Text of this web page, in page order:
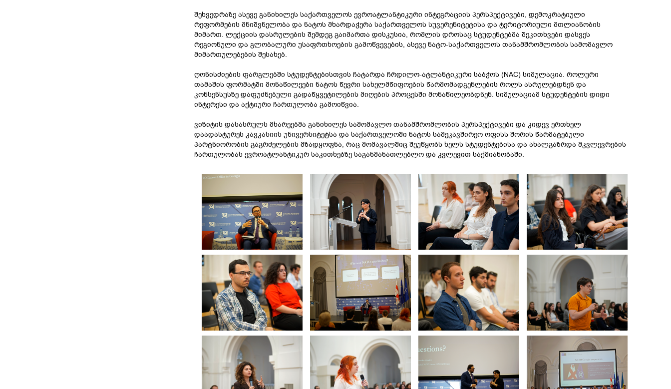
შეხვედრაზე ასევე განიხილეს საქართველოს ევროატლანტიკური ინტეგრაციის პერსპექტივები, დემოკრატიული
რეფორმების მნიშვნელობა და ნატოს მხარდაჭერა საქართველოს სუვერენიტეტისა და ტერიტორიული მთლიანობის
მიმართ. ლექციის დასრულების შემდეგ გაიმართა დისკუსია, რომლის დროსაც სტუდენტებმა შეკითხვები დასვეს
რეგიონული და გლობალური უსაფრთხოების გამოწვევების, ასევე ნატო-საქართველოს თანამშრომლობის სამომავლო
მიმართულებების შესახებ.
ღონისძიების ფარგლებში სტუდენტებისთვის ჩატარდა ჩრდილო-ატლანტიკური საბჭოს (NAC) სიმულაცია. როლური
თამაშის ფორმატში მონაწილეები ნატოს წევრი სახელმწიფოების წარმომადგენლების როლს ასრულებდნენ და
კონსენსუსზე დაფუძნებული გადაწყვეტილების მიღების პროცესში მონაწილეობდნენ. სიმულაციამ სტუდენტების დიდი
ინტერესი და აქტიური ჩართულობა გამოიწვია.
ვიზიტის დასასრულს მხარეებმა განიხილეს სამომავლო თანამშრომლობის პერსპექტივები და კიდევ ერთხელ
დაადასტურეს კავკასიის უნივერსიტეტსა და საქართველოში ნატოს სამეკავშირეო ოფისს შორის წარმატებული
პარტნიორობის გაგრძელების მზადყოფნა, რაც მომავალშიც შეუწყობს ხელს სტუდენტებისა და ახალგაზრდა მკვლევრების
ჩართულობას ევროატლანტიკურ საკითხებზე საგანმანათლებლო და კვლევით საქმიანობაში.